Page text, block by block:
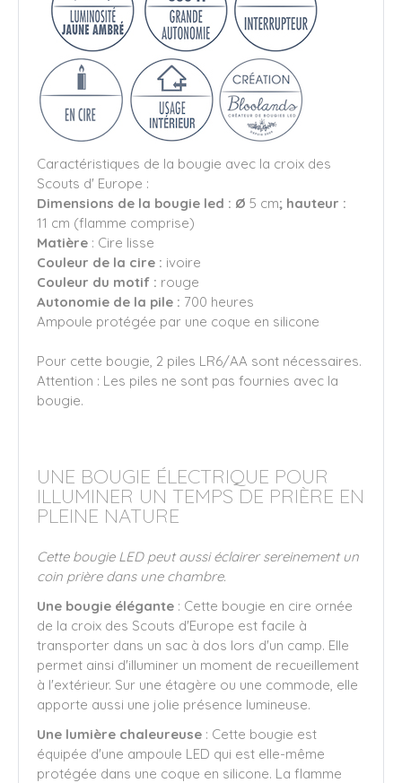
Caractéristiques de la bougie avec la croix des
Scouts d' Europe :
Dimensions de la bougie led : Ø 5 cm; hauteur :
11 cm (flamme comprise)
Matière : Cire lisse
Couleur de la cire : ivoire
Couleur du motif : rouge
Autonomie de la pile : 700 heures
Ampoule protégée par une coque en silicone
Pour cette bougie, 2 piles LR6/AA sont nécessaires.
Attention : Les piles ne sont pas fournies avec la
bougie.
UNE BOUGIE ÉLECTRIQUE POUR
ILLUMINER UN TEMPS DE PRIÈRE EN
PLEINE NATURE
Cette bougie LED peut aussi éclairer sereinement un
coin prière dans une chambre.
Une bougie élégante : Cette bougie en cire ornée
de la croix des Scouts d'Europe est facile à
transporter dans un sac à dos lors d'un camp. Elle
permet ainsi d'illuminer un moment de recueillement
à l'extérieur. Sur une étagère ou une commode, elle
apporte aussi une jolie présence lumineuse.
Une lumière chaleureuse : Cette bougie est
équipée d'une ampoule LED qui est elle-même
protégée dans une coque en silicone. La flamme